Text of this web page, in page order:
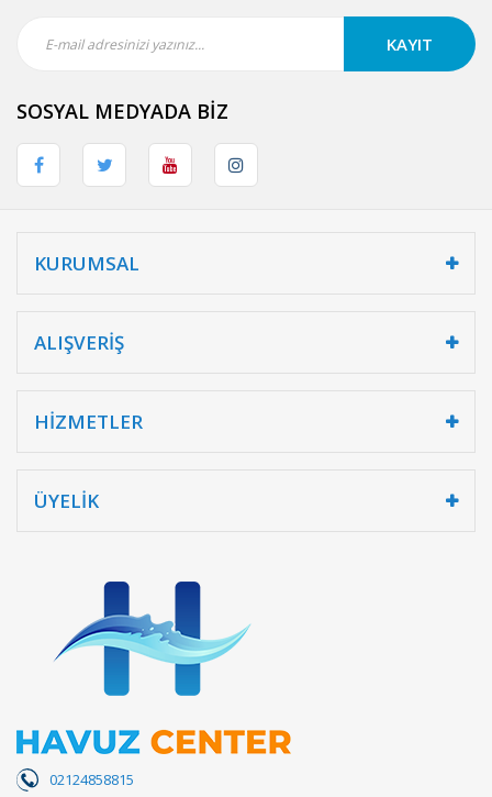
KAYIT
SOSYAL MEDYADA BİZ
KURUMSAL
ALIŞVERİŞ
HİZMETLER
ÜYELİK
02124858815